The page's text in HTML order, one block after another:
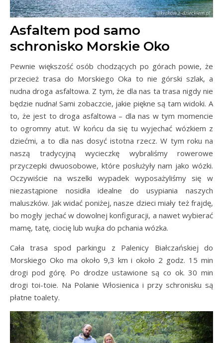
Asfaltem pod samo
schronisko Morskie Oko
Pewnie większość osób chodzących po górach powie, że
przecież trasa do Morskiego Oka to nie górski szlak, a
nudna droga asfaltowa. Z tym, że dla nas ta trasa nigdy nie
będzie nudna! Sami zobaczcie, jakie piękne są tam widoki. A
to, że jest to droga asfaltowa – dla nas w tym momencie
to ogromny atut. W końcu da się tu wyjechać wózkiem z
dziećmi, a to dla nas dosyć istotna rzecz. W tym roku na
naszą tradycyjną wycieczkę wybraliśmy rowerowe
przyczepki dwuosobowe, które posłużyły nam jako wózki.
Oczywiście na wszelki wypadek wyposażyliśmy się w
niezastąpione nosidła idealne do usypiania naszych
maluszków. Jak widać poniżej, nasze dzieci miały też frajdę,
bo mogły jechać w dowolnej konfiguracji, a nawet wybierać
mamę, tatę, ciocię lub wujka do pchania wózka.
Cała trasa spod parkingu z Palenicy Białczańskiej do
Morskiego Oko ma około 9,3 km i około 2 godz. 15 min
drogi pod górę. Po drodze ustawione są co ok. 30 min
drogi toi-toie. Na Polanie Włosienica i przy schronisku są
płatne toalety.